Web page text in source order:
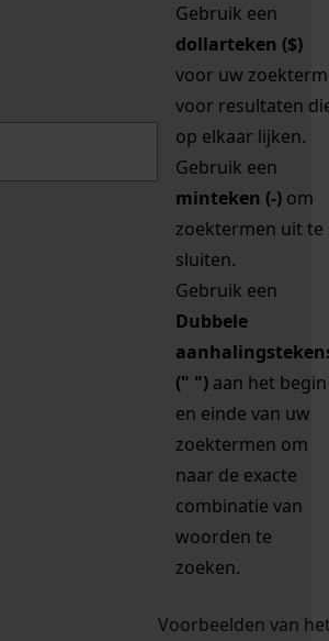
Gebruik een
dollarteken ($)
voor uw zoekterm
voor resultaten
op elkaar lijken.
Gebruik een
minteken (-) om
zoektermen uit te
sluiten.
Gebruik een
Dubbele
(" ") aan het begin
en einde van uw
zoektermen om
naar de exacte
combinatie van
woorden te
zoeken.
Voorbeelden van